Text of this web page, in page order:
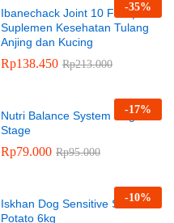
-35%
Ibanechack Joint 10 Film |
Suplemen Kesehatan Tulang
Anjing dan Kucing
Rp138.450 Rp213.000
-17%
Nutri Balance System Dog All
Stage
Rp79.000 Rp95.000
-10%
Iskhan Dog Sensitive Salmon &
Potato 6kg